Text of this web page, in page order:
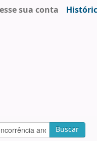
sua conta
Buscar